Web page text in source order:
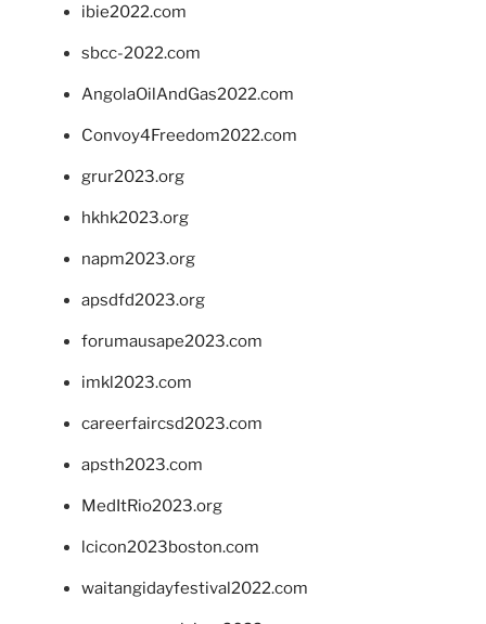
ibie2022.com
sbcc-2022.com
AngolaOilAndGas2022.com
Convoy4Freedom2022.com
grur2023.org
hkhk2023.org
napm2023.org
apsdfd2023.org
forumausape2023.com
imkl2023.com
careerfaircsd2023.com
apsth2023.com
MedItRio2023.org
lcicon2023boston.com
waitangidayfestival2022.com